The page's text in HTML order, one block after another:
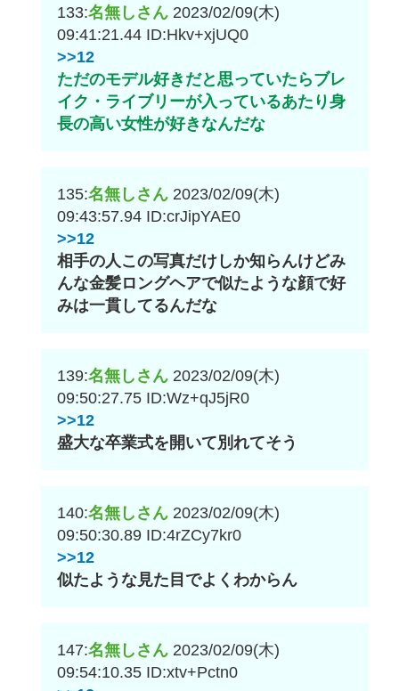
133:名無しさん 2023/02/09(木)
09:41:21.44 ID:Hkv+xjUQ0
>>12
ただのモデル好きだと思っていたらブレ
イク・ライブリーが入っているあたり身
長の高い女性が好きなんだな
135:名無しさん 2023/02/09(木)
09:43:57.94 ID:crJipYAE0
>>12
相手の人この写真だけしか知らんけどみ
んな金髪ロングヘアで似たような顔で好
みは一貫してるんだな
139:名無しさん 2023/02/09(木)
09:50:27.75 ID:Wz+qJ5jR0
>>12
盛大な卒業式を開いて別れてそう
140:名無しさん 2023/02/09(木)
09:50:30.89 ID:4rZCy7kr0
>>12
似たような見た目でよくわからん
147:名無しさん 2023/02/09(木)
09:54:10.35 ID:xtv+Pctn0